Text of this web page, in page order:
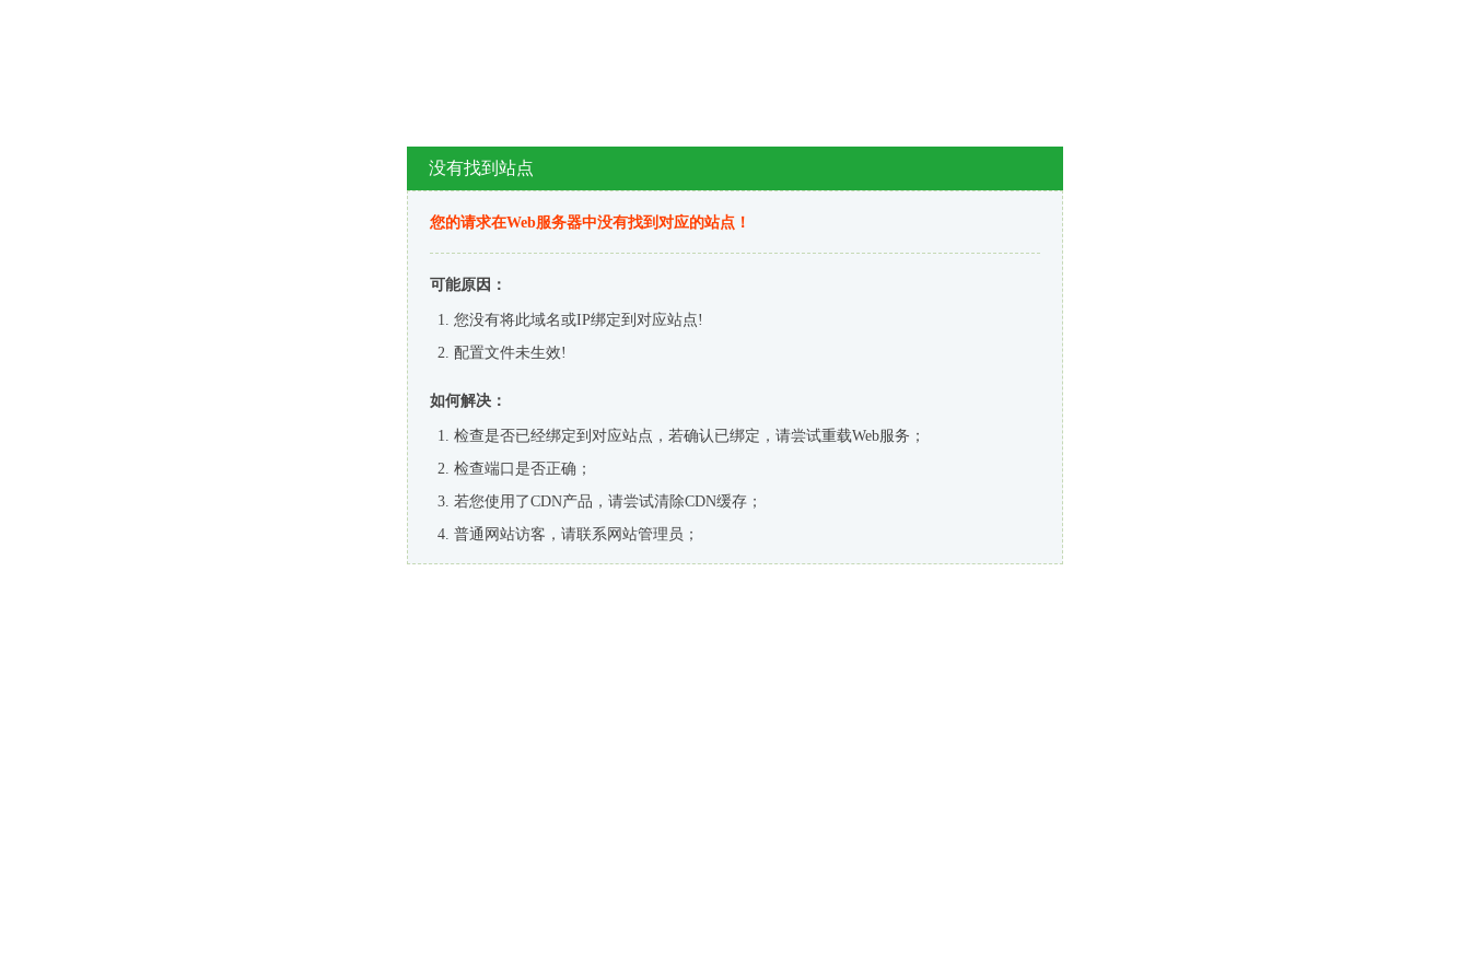
没有找到站点
您的请求在Web服务器中没有找到对应的站点！
可能原因：
您没有将此域名或IP绑定到对应站点!
配置文件未生效!
如何解决：
检查是否已经绑定到对应站点，若确认已绑定，请尝试重载Web服务；
检查端口是否正确；
若您使用了CDN产品，请尝试清除CDN缓存；
普通网站访客，请联系网站管理员；